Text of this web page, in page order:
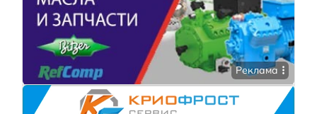
Реклама